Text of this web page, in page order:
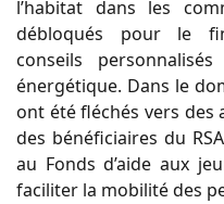
l’habitat dans les
débloqués pour le
conseils
énergétique. Dans le
ont été fléchés vers
des bénéficiaires du
au Fonds d’aide aux
faciliter la mobilité des